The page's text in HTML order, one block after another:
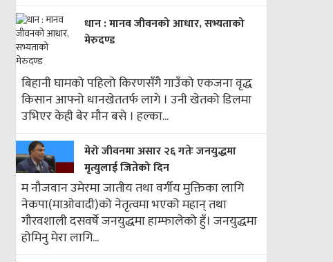
धान : मानव जीवनको आधार, सभ्यताको
मेरुदण्ड
बिहानी घामको पहिलो किरणसँगै गाउँको एकजना वृद्ध
किसान आफ्नो धानखेततर्फ लागे । उनी खेतको डिलमा
उभिएर केही बेर मौन बसे । हल्का...
मेरो जीवनमा असार २६ गतेः जनयुद्धमा
मृत्युलाई जितेको दिन
म नौजवान उमेरमा जातीय तथा वर्गीय मुक्तिका लागि
नेकपा(माओवादी)को नेतृत्वमा भएको महान् तथा
गौरवशाली दसवर्षे जनयुद्धमा हाम्फालेको हुँ। जनयुद्धमा
होमिनु मेरा लागि...